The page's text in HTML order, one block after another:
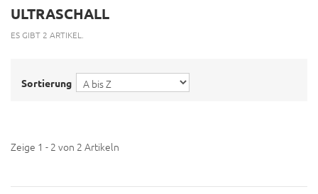
ULTRASCHALL
ES GIBT 2 ARTIKEL.
Sortierung
Zeige 1 - 2 von 2 Artikeln